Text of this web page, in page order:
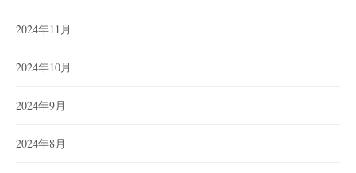
2024年11月
2024年10月
2024年9月
2024年8月